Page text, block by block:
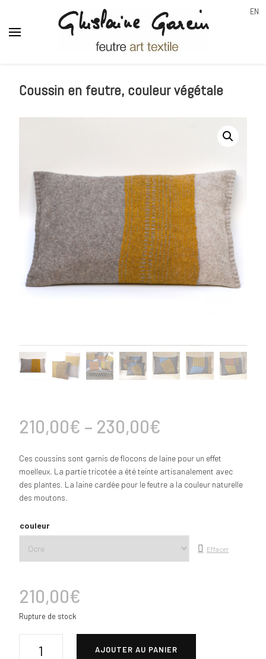
Coussin en feutre, couleur végétale
210,00€ – 230,00€
Ces coussins sont garnis de flocons de laine pour un effet
moelleux. La partie tricotée a été teinte artisanalement avec
des plantes. La laine cardée pour le feutre a la couleur naturelle
des moutons.
couleur
Effacer
210,00€
Rupture de stock
AJOUTER AU PANIER
EN